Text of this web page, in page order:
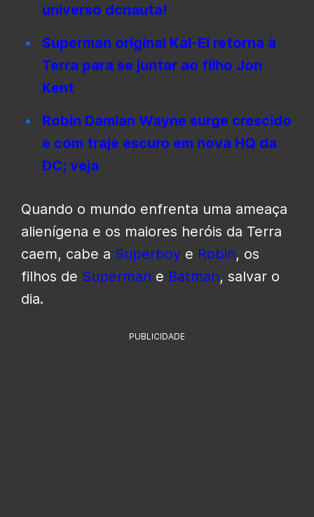
universo dcnauta!
Superman original Kal-El retorna à
Terra para se juntar ao filho Jon
Kent
Robin Damian Wayne surge crescido
e com traje escuro em nova HQ da
DC; veja
Quando o mundo enfrenta uma ameaça
alienígena e os maiores heróis da Terra
caem, cabe a Superboy e Robin, os
filhos de Superman e Batman, salvar o
dia.
PUBLICIDADE